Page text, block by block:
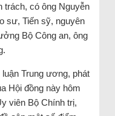
trách, có ông Nguyễn
sư, Tiến sỹ, nguyên
Bộ Công an, ông
Trung ương, phát
Hội đồng này hôm
viên Bộ Chính trị,